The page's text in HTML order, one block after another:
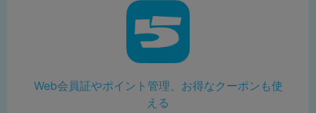
Web会員証やポイント管理、お得なクーポンも使
える